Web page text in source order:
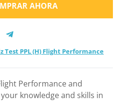
AHORA
Test PPL (H) Flight Performance
Performance and
knowledge and skills in